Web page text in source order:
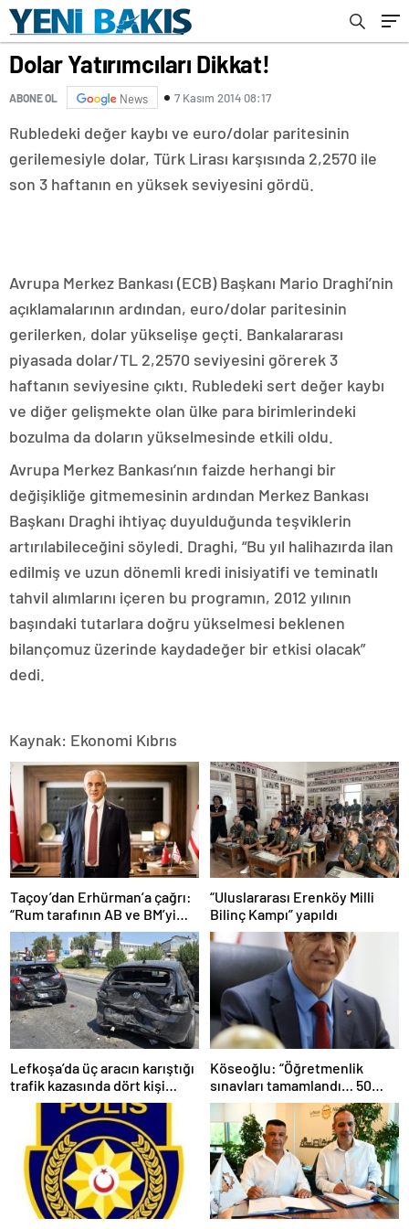
Dolar Yatırımcıları Dikkat!
ABONE OL News 7 Kasım 2014 08:17
Rubledeki değer kaybı ve euro/dolar paritesinin
gerilemesiyle dolar, Türk Lirası karşısında 2,2570 ile
son 3 haftanın en yüksek seviyesini gördü.
Avrupa Merkez Bankası (ECB) Başkanı Mario Draghi’nin
açıklamalarının ardından, euro/dolar paritesinin
gerilerken, dolar yükselişe geçti. Bankalararası
piyasada dolar/TL 2,2570 seviyesini görerek 3
haftanın seviyesine çıktı. Rubledeki sert değer kaybı
ve diğer gelişmekte olan ülke para birimlerindeki
bozulma da doların yükselmesinde etkili oldu.
Avrupa Merkez Bankası’nın faizde herhangi bir
değişikliğe gitmemesinin ardından Merkez Bankası
Başkanı Draghi ihtiyaç duyulduğunda teşviklerin
artırılabileceğini söyledi. Draghi, “Bu yıl halihazırda ilan
edilmiş ve uzun dönemli kredi inisiyatifi ve teminatlı
tahvil alımlarını içeren bu programın, 2012 yılının
başındaki tutarlara doğru yükselmesi beklenen
bilançomuz üzerinde kaydadeğer bir etkisi olacak”
dedi.
Kaynak: Ekonomi Kıbrıs
Taçoy’dan Erhürman’a çağrı:
“Rum tarafının AB ve BM’yi
kullanarak kurmaya çalıştığı
tezgaha izin vermeyiniz”
“Uluslararası Erenköy Milli
Bilinç Kampı” yapıldı
Lefkoşa’da üç aracın karıştığı
trafik kazasında dört kişi
yaralandı
Köseoğlu: “Öğretmenlik
sınavları tamamlandı… 50
branşta 2 bin 253 kişi sınava
katıldı”